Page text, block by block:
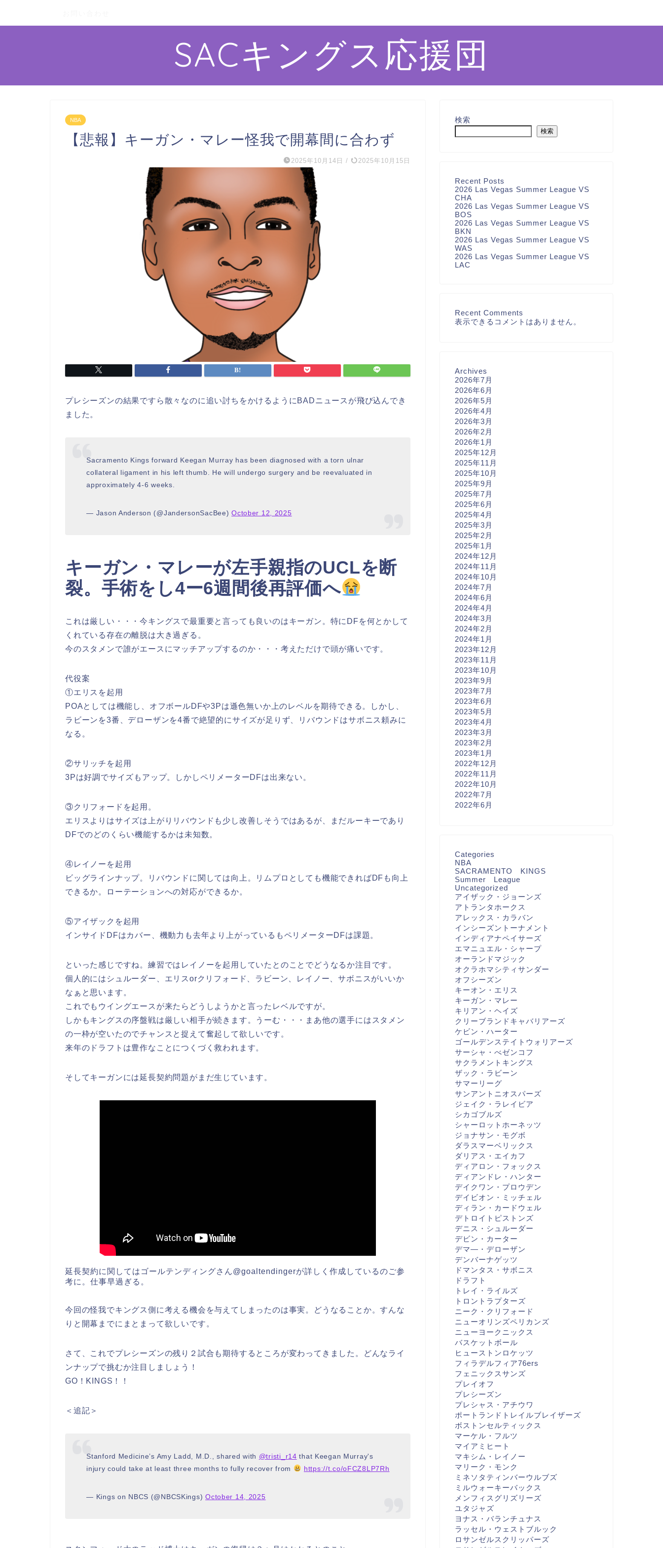
SACキングス応援団
NBA
【悲報】キーガン・マレー怪我で開幕間に合わず
2025年10月14日 / 2025年10月15日
プレシーズンの結果ですら散々なのに追い討ちをかけるようにBADニュースが飛び込んでき
ました。
Sacramento Kings forward Keegan Murray has been diagnosed with a torn ulnar
collateral ligament in his left thumb. He will undergo surgery and be reevaluated in
approximately 4-6 weeks.
— Jason Anderson (@JandersonSacBee)October 12, 2025
キーガン・マレーが左手親指のUCLを断
裂。手術をし4ー6週間後再評価へ
これは厳しい・・・今キングスで最重要と言っても良いのはキーガン。特にDFを何とかして
くれている存在の離脱は大き過ぎる。
今のスタメンで誰がエースにマッチアップするのか・・・考えただけで頭が痛いです。
代役案
①エリスを起用
POAとしては機能し、オフボールDFや3Pは遜色無いか上のレベルを期待できる。しかし、
ラビーンを3番、デローザンを4番で絶望的にサイズが足りず、リバウンドはサボニス頼みに
なる。
②サリッチを起用
3Pは好調でサイズもアップ。しかしペリメーターDFは出来ない。
③クリフォードを起用。
エリスよりはサイズは上がりリバウンドも少し改善しそうではあるが、まだルーキーであり
DFでのどのくらい機能するかは未知数。
④レイノーを起用
ビッグラインナップ。リバウンドに関しては向上。リムプロとしても機能できればDFも向上
できるか。ローテーションへの対応ができるか。
⑤アイザックを起用
インサイドDFはカバー、機動力も去年より上がっているもペリメーターDFは課題。
といった感じですね。練習ではレイノーを起用していたとのことでどうなるか注目です。
個人的にはシュルーダー、エリスorクリフォード、ラビーン、レイノー、サボニスがいいか
なぁと思います。
これでもウイングエースが来たらどうしようかと言ったレベルですが。
しかもキングスの序盤戦は厳しい相手が続きます。うーむ・・・まあ他の選手にはスタメン
の一枠が空いたのでチャンスと捉えて奮起して欲しいです。
来年のドラフトは豊作なことにつくづく救われます。
そしてキーガンには延長契約問題がまだ生じています。
延長契約に関してはゴールテンディングさん@goaltendingerが詳しく作成しているのご参
考に。仕事早過ぎる。
今回の怪我でキングス側に考える機会を与えてしまったのは事実。どうなることか。すんな
りと開幕までにまとまって欲しいです。
さて、これでプレシーズンの残り２試合も期待するところが変わってきました。どんなライ
ンナップで挑むか注目しましょう！
GO！KINGS！！
＜追記＞
Stanford Medicine’s Amy Ladd, M.D., shared with @tristi_r14 that Keegan Murray's
injury could take at least three months to fully recover from
https://t.co/oFCZ8LP7Rh
— Kings on NBCS (@NBCSKings)October 14, 2025
検索
検索
Recent Posts
2026 Las Vegas Summer League VS
CHA
2026 Las Vegas Summer League VS
BOS
2026 Las Vegas Summer League VS
BKN
2026 Las Vegas Summer League VS
WAS
2026 Las Vegas Summer League VS
LAC
Recent Comments
表示できるコメントはありません。
Archives
2026年7月
2026年6月
2026年5月
2026年4月
2026年3月
2026年2月
2026年1月
2025年12月
2025年11月
2025年10月
2025年9月
2025年7月
2025年6月
2025年4月
2025年3月
2025年2月
2025年1月
2024年12月
2024年11月
2024年10月
2024年7月
2024年6月
2024年4月
2024年3月
2024年2月
2024年1月
2023年12月
2023年11月
2023年10月
2023年9月
2023年7月
2023年6月
2023年5月
2023年4月
2023年3月
2023年2月
2023年1月
2022年12月
2022年11月
2022年10月
2022年7月
2022年6月
Categories
NBA
SACRAMENTO KINGS
Summer League
Uncategorized
アイザック・ジョーンズ
アトランタホークス
アレックス・カラバン
インシーズントーナメント
インディアナペイサーズ
エマニュエル・シャープ
オーランドマジック
オクラホマシティサンダー
オフシーズン
キーオン・エリス
キーガン・マレー
キリアン・ヘイズ
クリーブランドキャバリアーズ
ケビン・ハーター
ゴールデンステイトウォリアーズ
サーシャ・べゼンコフ
サクラメントキングス
ザック・ラビーン
サマーリーグ
サンアントニオスパーズ
ジェイク・ラレイビア
シカゴブルズ
シャーロットホーネッツ
ジョナサン・モグボ
ダラスマーベリックス
ダリアス・エイカフ
ディアロン・フォックス
ディアンドレ・ハンター
デイクワン・プロウデン
デイビオン・ミッチェル
ディラン・カードウェル
デトロイトピストンズ
デニス・シュルーダー
デビン・カーター
デマ―・デローザン
デンバーナゲッツ
ドマンタス・サボニス
ドラフト
トレイ・ライルズ
トロントラプターズ
ニーク・クリフォード
ニューオリンズペリカンズ
ニューヨークニックス
バスケットボール
ヒューストンロケッツ
フィラデルフィア76ers
フェニックスサンズ
プレイオフ
プレシーズン
プレシャス・アチウワ
ポートランドトレイルブレイザーズ
ボストンセルティックス
マーケル・フルツ
マイアミヒート
マキシム・レイノー
マリーク・モンク
ミネソタティンバーウルブズ
ミルウォーキーバックス
メンフィスグリズリーズ
ユタジャズ
ヨナス・バランチュナス
ラッセル・ウェストブルック
ロサンゼルスクリッパーズ